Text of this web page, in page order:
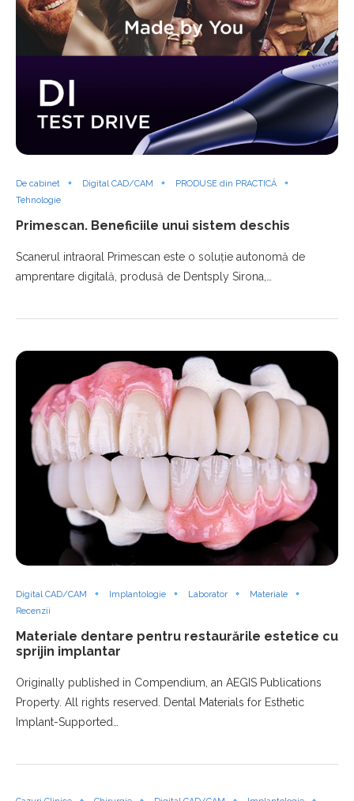
De cabinet Digital CAD/CAM
PRODUSE din PRACTICĂ
Tehnologie
Primescan. Beneficiile unui sistem deschis
Scanerul intraoral Primescan este o soluţie autonomă de
amprentare digitală, produsă de Dentsply Sirona,…
Digital CAD/CAM Implantologie Laborator
Materiale
Recenzii
Materiale dentare pentru restaurările estetice cu
sprijin implantar
Originally published in Compendium, an AEGIS Publications
Property. All rights reserved. Dental Materials for Esthetic
Implant-Supported…